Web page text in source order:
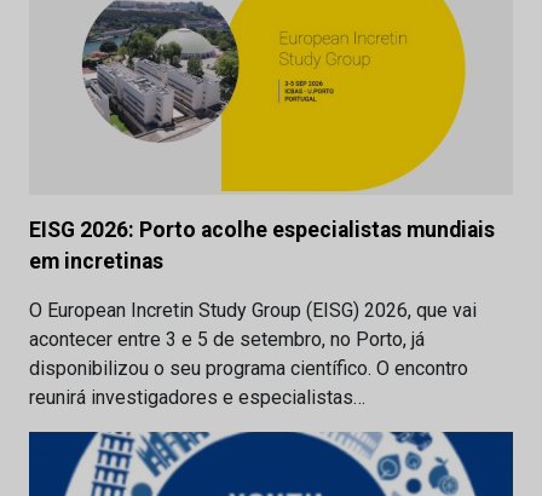
EISG 2026: Porto acolhe especialistas mundiais
em incretinas
O European Incretin Study Group (EISG) 2026, que vai
acontecer entre 3 e 5 de setembro, no Porto, já
disponibilizou o seu programa científico. O encontro
reunirá investigadores e especialistas…